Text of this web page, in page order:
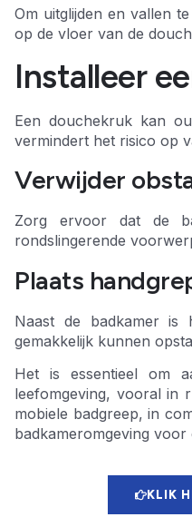
Om uitglijden en vallen
op de vloer van de
Installeer
Een douchekruk kan
vermindert het risico op
Verwijder
Zorg ervoor dat de
rondslingerende
Plaats
Naast de badkamer is
gemakkelijk kunnen
Het is essentieel om
leefomgeving, vooral in
mobiele badgreep, in
badkameromgeving voor
KLIK